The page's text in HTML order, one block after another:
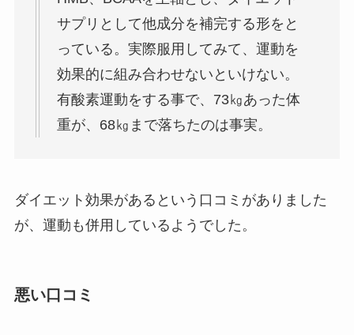
サプリとして他成分を補完する形をと
っている。実際服用してみて、運動を
効果的に組み合わせないといけない。
有酸素運動をする事で、73㎏あった体
重が、68㎏まで落ちたのは事実。
ダイエット効果があるという口コミがありました
が、運動も併用しているようでした。
悪い口コミ